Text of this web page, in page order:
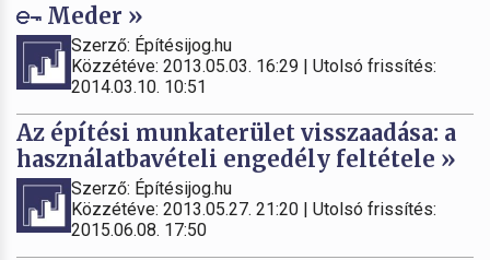
Meder »
Szerző: Építésijog.hu
Közzétéve: 2013.05.03. 16:29 | Utolsó frissítés:
2014.03.10. 10:51
Az építési munkaterület visszaadása: a
használatbavételi engedély feltétele »
Szerző: Építésijog.hu
Közzétéve: 2013.05.27. 21:20 | Utolsó frissítés:
2015.06.08. 17:50